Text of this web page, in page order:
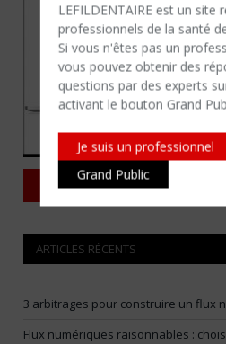
LEFILDENTAIRE est un site
professionnels de la santé
Si vous n'êtes​ pas un
vous pouvez obtenir des
questions par des experts
activant le bouton Grand
Je suis un professionnel
Grand Public
Consulter tous les
ARTICLES RÉCENTS
3 arbitrages pour construire un flux
Flux numériques raisonnables :